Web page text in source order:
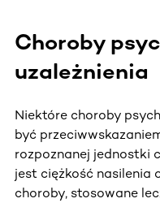
Choroby
uzależnienia
Niektóre choroby
być
rozpoznanej jednostki
jest ciężkość nasilenia
choroby, stosowane